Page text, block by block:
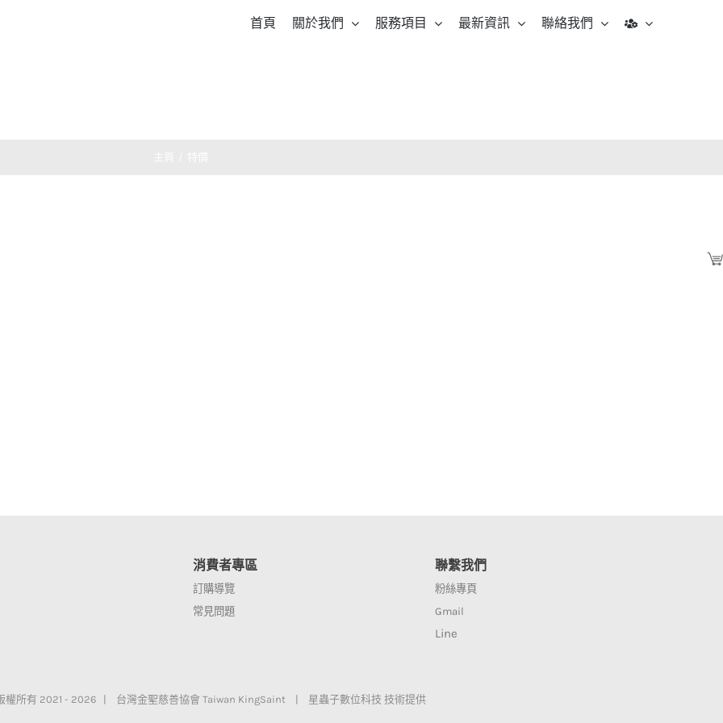
首頁 關於我們 服務項目 最新資訊 聯絡我們
消費者專區
訂購導覽
常見問題
聯繫我們
粉絲專頁
Gmail
Line
權所有 2021 - 2026 | 台灣金聖慈善協會 Taiwan KingSaint | 星蟲子數位科技 技術提供